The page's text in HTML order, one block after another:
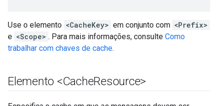
Use o elemento <CacheKey> em conjunto com <Prefix>
e <Scope> . Para mais informações, consulte Como
trabalhar com chaves de cache.
Elemento <CacheResource>